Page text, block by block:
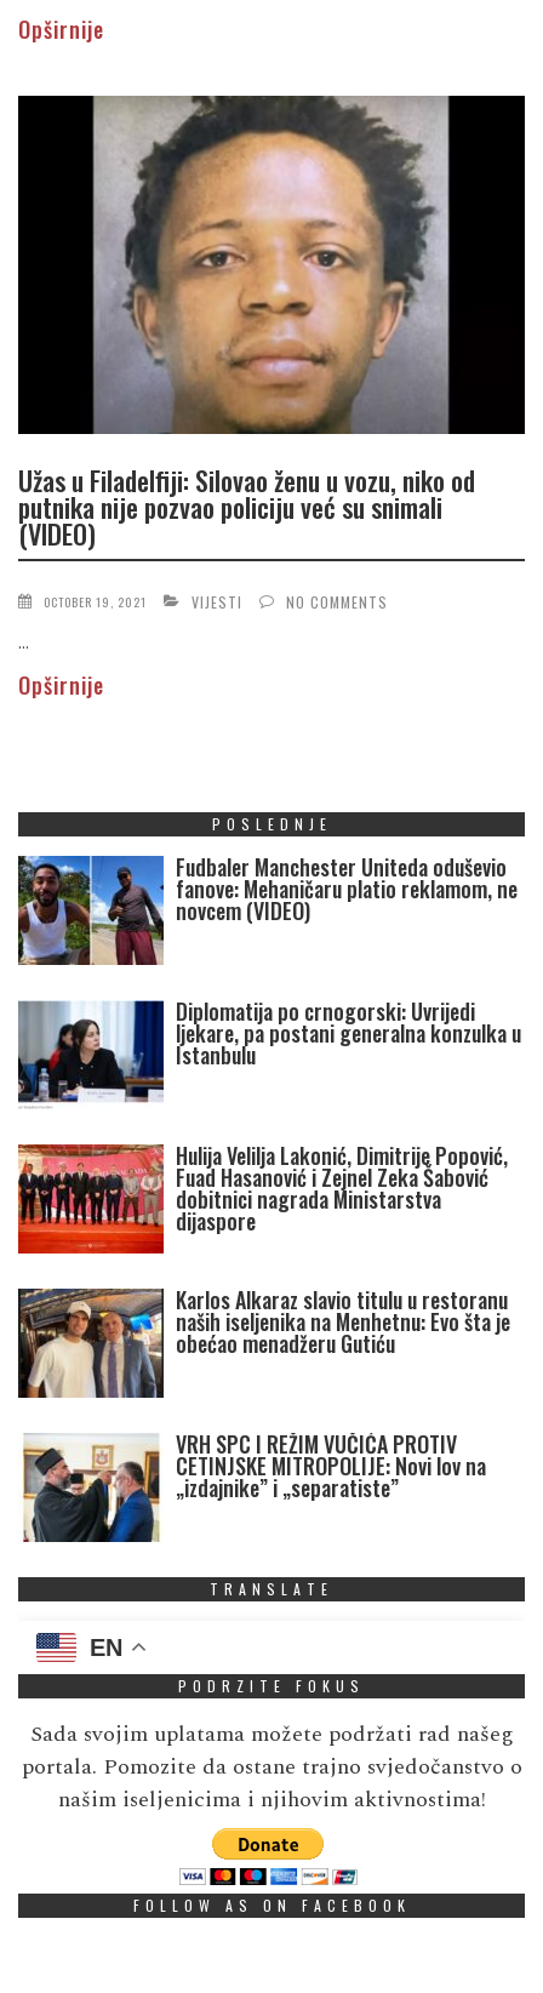
Opširnije
Užas u Filadelfiji: Silovao ženu u vozu, niko od
putnika nije pozvao policiju već su snimali
(VIDEO)
OCTOBER 19, 2021 VIJESTI NO COMMENTS
...
Opširnije
POSLEDNJE
Fudbaler Manchester Uniteda oduševio
fanove: Mehaničaru platio reklamom, ne
novcem (VIDEO)
Diplomatija po crnogorski: Uvrijedi
ljekare, pa postani generalna konzulka u
Istanbulu
Hulija Velilja Lakonić, Dimitrije Popović,
Fuad Hasanović i Zejnel Zeka Šabović
dobitnici nagrada Ministarstva
dijaspore
Karlos Alkaraz slavio titulu u restoranu
naših iseljenika na Menhetnu: Evo šta je
obećao menadžeru Gutiću
VRH SPC I REŽIM VUČIĆA PROTIV
CETINJSKE MITROPOLIJE: Novi lov na
„izdajnike” i „separatiste”
TRANSLATE
EN
PODRZITE FOKUS
Sada svojim uplatama možete podržati rad našeg
portala. Pomozite da ostane trajno svjedočanstvo o
našim iseljenicima i njihovim aktivnostima!
FOLLOW AS ON FACEBOOK